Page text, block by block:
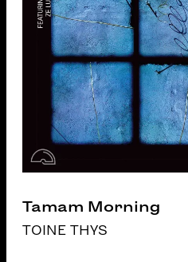
Tamam Morning
TOINE THYS